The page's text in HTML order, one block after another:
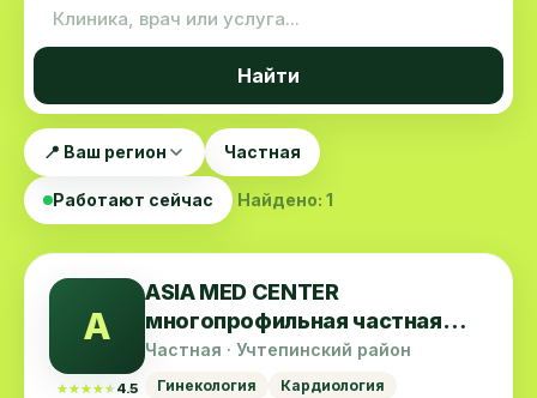
Найти
📍 Ваш регион Частная
Работают сейчас Найдено: 1
A
★★★★★
★★★★★ 4.5
ASIA MED CENTER
многопрофильная частная
клиника
Частная · Учтепинский район
Гинекология
Кардиология